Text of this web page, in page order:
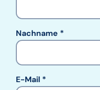
Nachname
E-Mail